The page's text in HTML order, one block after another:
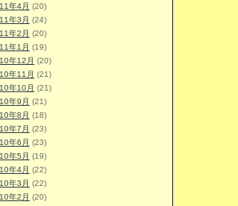
年4月 (20)
年3月 (24)
年2月 (20)
年1月 (19)
年12月 (20)
年11月 (21)
年10月 (21)
年9月 (21)
年8月 (18)
年7月 (23)
年6月 (23)
年5月 (19)
年4月 (22)
年3月 (22)
年2月 (20)